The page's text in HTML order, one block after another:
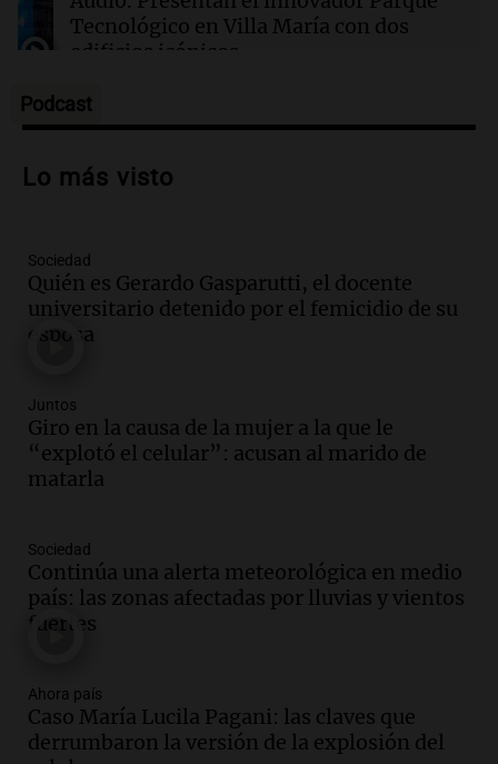
Interrupciones en la venta de aguacates
mexicanos a EE. UU.: causas y consecuencias
Tecnológico en Villa María con dos
edificios icónicos
Episodios
Audio.Polémica en el fútbol argentino:
controvertidos
Audio.
para modificar proyecto de propiedad
privada en el Senado Nacional
Panorama Federal
Audio.
contrato entre cooperativa argentina y
Huawei en Neuquén
Panorama Federal
la presencia de 70.000 bolivianos en la
provincia y su integración
Panorama Federal
Episodios
recordó su paso por Perú: "Nos decía
siempre: ''Difundan el milagro''"
Viva la Radio
Podcast
Lo más visto
Sociedad
Quién es Gerardo Gasparutti, el docente
universitario detenido por el femicidio de su
esposa
Juntos
Giro en la causa de la mujer a la que le
“explotó el celular”: acusan al marido de
matarla
Sociedad
Continúa una alerta meteorológica en medio
país: las zonas afectadas por lluvias y vientos
fuertes
Ahora país
Caso María Lucila Pagani: las claves que
derrumbaron la versión de la explosión del